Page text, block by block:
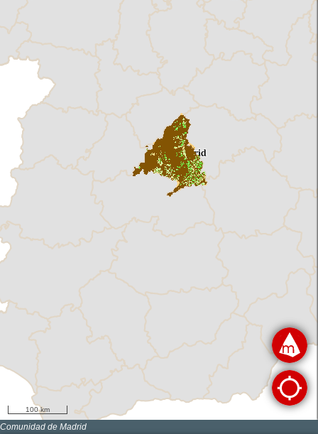
100 km
Comunidad de Madrid